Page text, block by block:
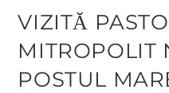
VIZITĂ
MITROPOLIT
POSTUL